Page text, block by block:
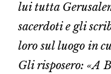
lui tutta
sacerdoti e gli
loro sul luogo in
Gli risposero: «A